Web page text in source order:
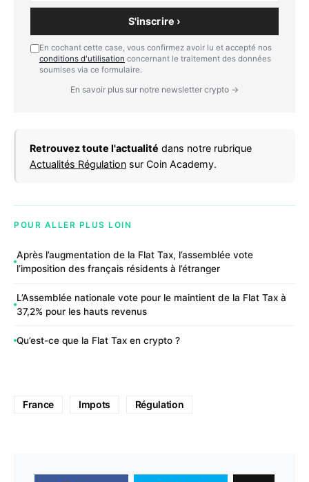
S'inscrire ›
En cochant cette case, vous confirmez avoir lu et accepté nos
conditions d'utilisation concernant le traitement des données
soumises via ce formulaire.
En savoir plus sur notre newsletter crypto →
Retrouvez toute l'actualité dans notre rubrique
Actualités Régulation sur Coin Academy.
POUR ALLER PLUS LOIN
Après l’augmentation de la Flat Tax, l’assemblée vote
l’imposition des français résidents à l’étranger
L’Assemblée nationale vote pour le maintient de la Flat Tax à
37,2% pour les hauts revenus
Qu’est-ce que la Flat Tax en crypto ?
France Impots Régulation